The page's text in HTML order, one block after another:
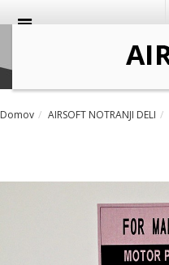
Domov AIRSOFT NOTRANJI DELI